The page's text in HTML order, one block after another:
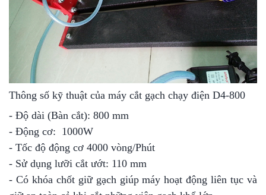
Thông số kỹ thuật của máy cắt gạch chạy điện D4-800
- Độ dài (Bàn cắt): 800 mm
- Động cơ: 1000W
- Tốc độ động cơ 4000 vòng/Phút
- Sử dụng lưỡi cắt ướt: 110 mm
- Có khóa chốt giữ gạch giúp máy hoạt động liên tục và